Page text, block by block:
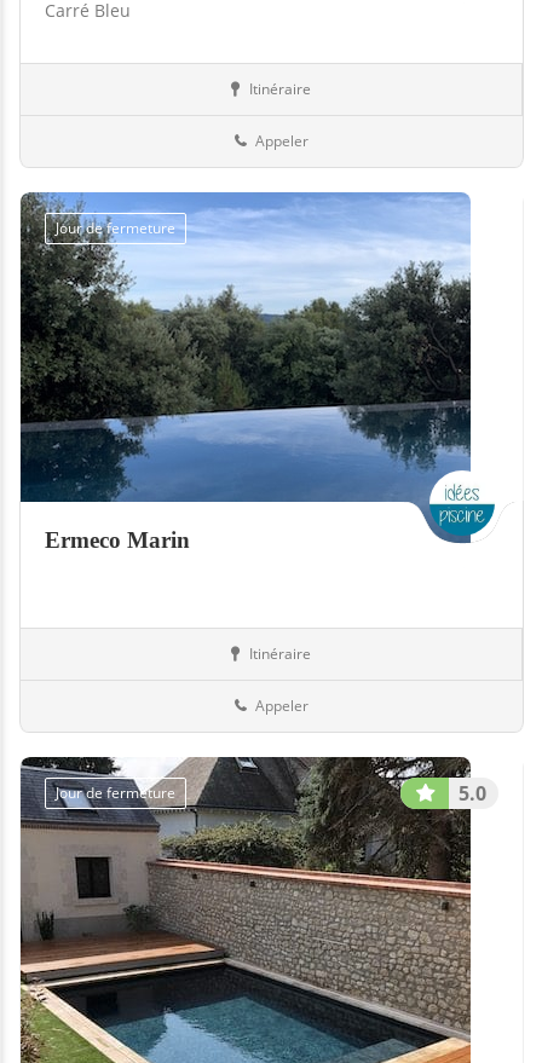
Carré Bleu
Itinéraire
Appeler
Jour de fermeture
Ermeco Marin
Itinéraire
Appeler
Jour de fermeture 5.0